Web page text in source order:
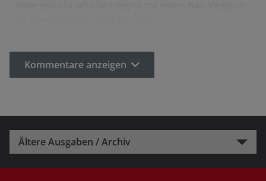
Kommentare anzeigen
Ältere Ausgaben / Archiv